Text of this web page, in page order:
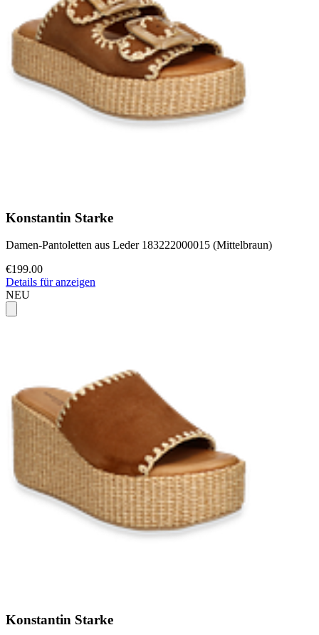
Konstantin Starke
Damen-Pantoletten aus Leder 183222000015 (Mittelbraun)
€199.00
Details für anzeigen
NEU
Konstantin Starke